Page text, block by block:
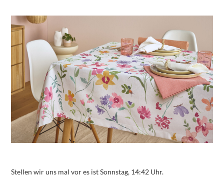
Stellen wir uns mal vor es ist Sonnstag, 14:42 Uhr.